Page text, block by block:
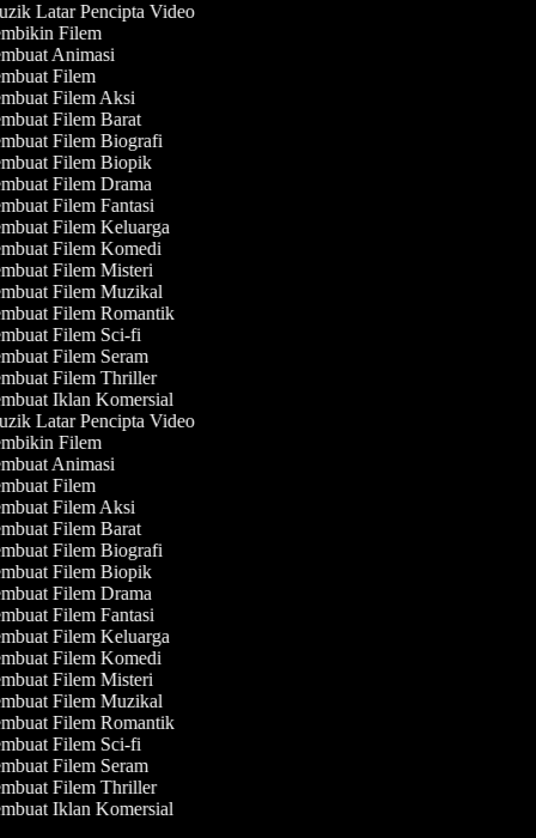
Latar Pencipta Video
Filem
Animasi
Filem
Filem Aksi
Filem Barat
Filem Biografi
Filem Biopik
Filem Drama
Filem Fantasi
Filem Keluarga
Filem Komedi
Filem Misteri
Filem Muzikal
Filem Romantik
Filem Sci-fi
Filem Seram
Filem Thriller
Iklan Komersial
Latar Pencipta Video
Filem
Animasi
Filem
Filem Aksi
Filem Barat
Filem Biografi
Filem Biopik
Filem Drama
Filem Fantasi
Filem Keluarga
Filem Komedi
Filem Misteri
Filem Muzikal
Filem Romantik
Filem Sci-fi
Filem Seram
Filem Thriller
Iklan Komersial